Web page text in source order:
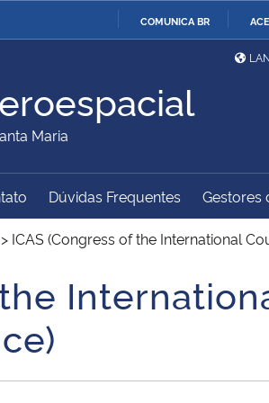
COMUNICA BR
Ministério da Defesa
Ministério
Exteriores
Ministério da Cidadania
Ministério do
Desenvolvimento Regional
União
Advocacia-Geral da União Banco
Maria
Dúvidas Frequentes Gestores
> ICAS (Congress of the International